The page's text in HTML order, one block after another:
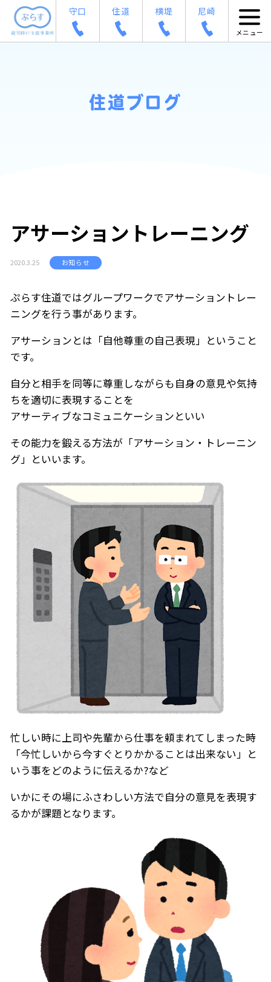
守口 住道 横堤 尼崎
住道ブログ
アサーショントレーニング
2020.3.25 お知らせ
ぷらす住道ではグループワークでアサーショントレー
ニングを行う事があります。
アサーションとは「自他尊重の自己表現」ということ
です。
自分と相手を同等に尊重しながらも自身の意見や気持
ちを適切に表現することを
アサーティブなコミュニケーションといい
その能力を鍛える方法が「アサーション・トレーニン
グ」といいます。
忙しい時に上司や先輩から仕事を頼まれてしまった時
「今忙しいから今すぐとりかかることは出来ない」と
いう事をどのように伝えるか?など
いかにその場にふさわしい方法で自分の意見を表現す
るかが課題となります。